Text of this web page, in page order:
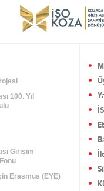
100. Yıl
Girişim
Erasmus (EYE)